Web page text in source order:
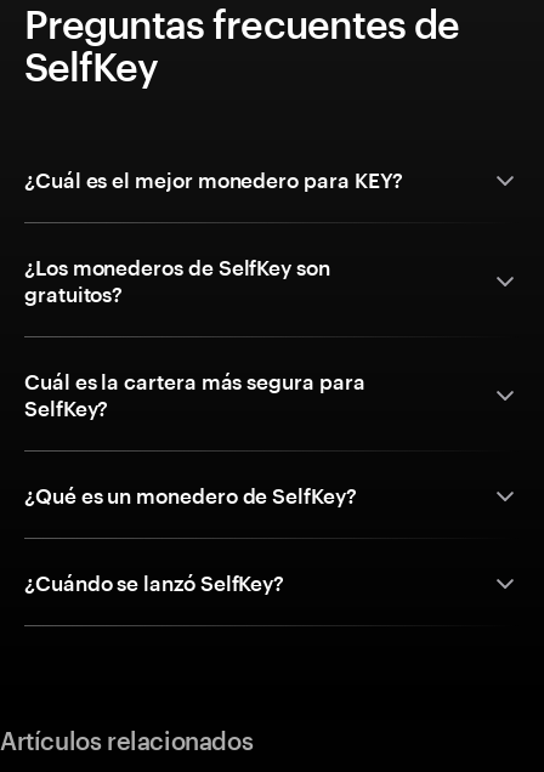
Preguntas frecuentes de
SelfKey
¿Cuál es el mejor monedero para KEY?
¿Los monederos de SelfKey son
gratuitos?
Cuál es la cartera más segura para
SelfKey?
¿Qué es un monedero de SelfKey?
¿Cuándo se lanzó SelfKey?
Artículos relacionados